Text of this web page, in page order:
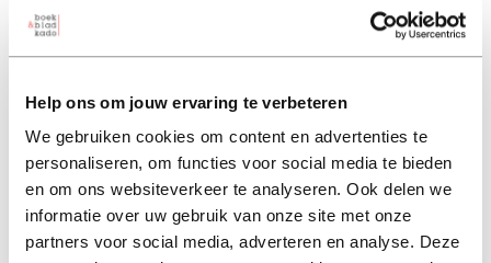
Help ons om jouw ervaring te verbeteren
We gebruiken cookies om content en advertenties te
personaliseren, om functies voor social media te bieden
en om ons websiteverkeer te analyseren. Ook delen we
informatie over uw gebruik van onze site met onze
partners voor social media, adverteren en analyse. Deze
Operatie Joktan (ebook)
amir tsarfati (auteur) | steve yohn (auteur)
11,49
in winkelmand